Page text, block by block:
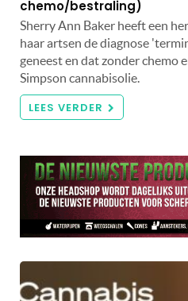
chemo/bestraling)
Sherry Ann Baker heeft een
haar artsen de diagnose
geneest en dat zonder chemo
Simpson cannabisolie.
LEES VERDER